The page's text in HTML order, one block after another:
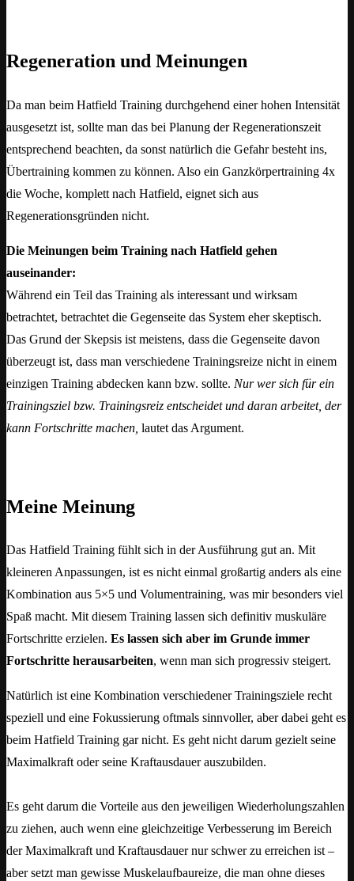
Regeneration und Meinungen
Da man beim Hatfield Training durchgehend einer hohen Intensität
ausgesetzt ist, sollte man das bei Planung der Regenerationszeit
entsprechend beachten, da sonst natürlich die Gefahr besteht ins,
Übertraining kommen zu können. Also ein Ganzkörpertraining 4x
die Woche, komplett nach Hatfield, eignet sich aus
Regenerationsgründen nicht.
Die Meinungen beim Training nach Hatfield gehen
auseinander:
Während ein Teil das Training als interessant und wirksam
betrachtet, betrachtet die Gegenseite das System eher skeptisch.
Das Grund der Skepsis ist meistens, dass die Gegenseite davon
überzeugt ist, dass man verschiedene Trainingsreize nicht in einem
einzigen Training abdecken kann bzw. sollte. Nur wer sich für ein
Trainingsziel bzw. Trainingsreiz entscheidet und daran arbeitet, der
kann Fortschritte machen, lautet das Argument.
Meine Meinung
Das Hatfield Training fühlt sich in der Ausführung gut an. Mit
kleineren Anpassungen, ist es nicht einmal großartig anders als eine
Kombination aus 5×5 und Volumentraining, was mir besonders viel
Spaß macht. Mit diesem Training lassen sich definitiv muskuläre
Fortschritte erzielen. Es lassen sich aber im Grunde immer
Fortschritte herausarbeiten, wenn man sich progressiv steigert.
Natürlich ist eine Kombination verschiedener Trainingsziele recht
speziell und eine Fokussierung oftmals sinnvoller, aber dabei geht es
beim Hatfield Training gar nicht. Es geht nicht darum gezielt seine
Maximalkraft oder seine Kraftausdauer auszubilden.
Es geht darum die Vorteile aus den jeweiligen Wiederholungszahlen
zu ziehen, auch wenn eine gleichzeitige Verbesserung im Bereich
der Maximalkraft und Kraftausdauer nur schwer zu erreichen ist –
aber setzt man gewisse Muskelaufbaureize, die man ohne dieses